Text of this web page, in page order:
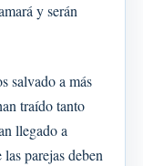
y serán
salvado a más
traído tanto
llegado a
parejas deben